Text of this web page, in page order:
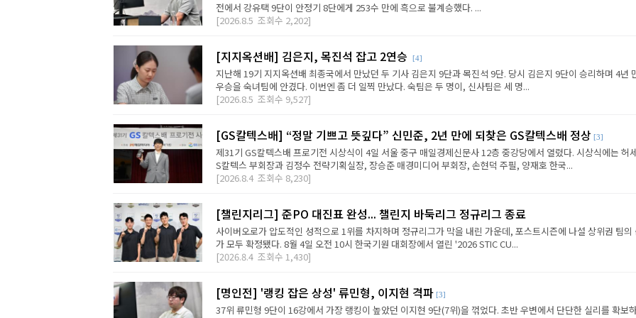
전에서 강유택 9단이 안정기 8단에게 253수 만에 흑으로 불계승했다. ...
[2026.8.5 조회수 2,202]
[지지옥션배] 김은지, 목진석 잡고 2연승 [4]
지난해 19기 지지옥션배 최종국에서 만났던 두 기사 김은지 9단과 목진석 9단. 당시 김은지 9단이 승리하며 4년
우승을 숙녀팀에 안겼다. 이번엔 좀 더 일찍 만났다. 숙팀은 두 명이, 신사팀은 세 명...
[2026.8.5 조회수 9,527]
[GS칼텍스배] “정말 기쁘고 뜻깊다” 신민준, 2년 만에 되찾은 GS칼텍스배 정상 [3]
제31기 GS칼텍스배 프로기전 시상식이 4일 서울 중구 매일경제신문사 12층 중강당에서 열렸다. 시상식에는 허
S칼텍스 부회장과 김정수 전략기획실장, 장승준 매경미디어 부회장, 손현덕 주필, 양재호 한국...
[2026.8.4 조회수 8,230]
[챌린지리그] 준PO 대진표 완성... 챌린지 바둑리그 정규리그 종료
사이버오로가 압도적인 성적으로 1위를 차지하며 정규리그가 막을 내린 가운데, 포스트시즌에 나설 상위권 팀의
가 모두 확정됐다. 8월 4일 오전 10시 한국기원 대회장에서 열린 '2026 STIC CU...
[2026.8.4 조회수 1,430]
[명인전] '랭킹 잡은 상성' 류민형, 이지현 격파 [3]
37위 류민형 9단이 16강에서 가장 랭킹이 높았던 이지현 9단(7위)을 꺾었다. 초반 우변에서 단단한 실리를 확보